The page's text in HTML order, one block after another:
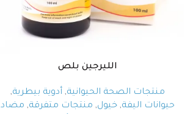
الليرجين بلص
منتجات الصحة الحيوانية, أدوية بيطرية,
حيوانات اليفة,خيول, منتجات متفرقة, مضاد